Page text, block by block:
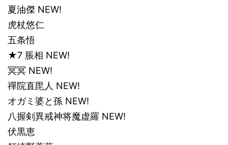
夏油傑 NEW!
虎杖悠仁
五条悟
★7 脹相 NEW!
冥冥 NEW!
禪院直毘人 NEW!
オガミ婆と孫 NEW!
八握剣異戒神将魔虚羅 NEW!
伏黒恵